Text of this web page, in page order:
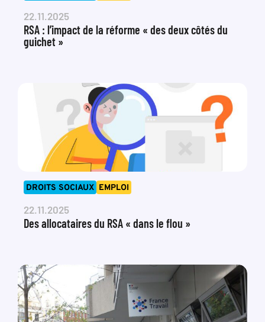
22.11.2025
RSA : l’impact de la réforme « des deux côtés du
guichet »
DROITS SOCIAUX EMPLOI
22.11.2025
Des allocataires du RSA « dans le flou »